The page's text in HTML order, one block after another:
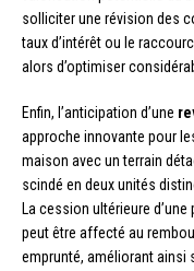
solliciter une révision des
taux d’intérêt ou le
alors d’optimiser
Enfin, l’anticipation d’une
approche innovante pour
maison avec un terrain
scindé en deux unités
La cession ultérieure
peut être affecté au
emprunté, améliorant ainsi